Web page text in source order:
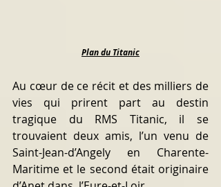
Plan du Titanic
Au cœur de ce récit et des milliers de
vies qui prirent part au destin
tragique du RMS Titanic, il se
trouvaient deux amis, l’un venu de
Saint-Jean-d’Angely en Charente-
Maritime et le second était originaire